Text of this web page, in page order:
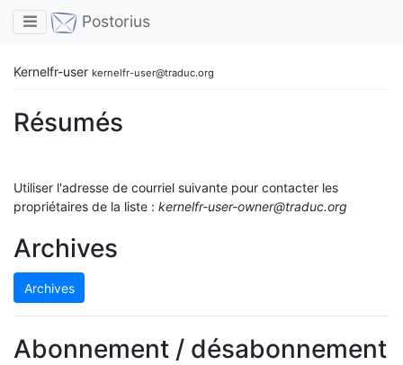
Toggle navigation
Postorius
Kernelfr-user kernelfr-user@traduc.org
Résumés
Utiliser l'adresse de courriel suivante pour contacter les
propriétaires de la liste : kernelfr-user-owner@traduc.org
Archives
Archives
Abonnement / désabonnement